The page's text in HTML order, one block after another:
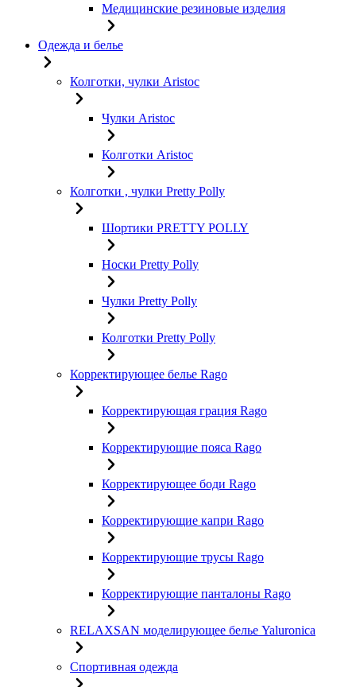
Медицинские резиновые изделия
Одежда и белье
Колготки, чулки Aristoc
Чулки Aristoc
Колготки Aristoc
Колготки , чулки Pretty Polly
Шортики PRETTY POLLY
Носки Pretty Polly
Чулки Pretty Polly
Колготки Pretty Polly
Корректирующее белье Rago
Корректирующая грация Rago
Корректирующие пояса Rago
Корректирующее боди Rago
Корректирующие капри Rago
Корректирующие трусы Rago
Корректирующие панталоны Rago
RELAXSAN моделирующее белье Yaluroniсa
Спортивная одежда